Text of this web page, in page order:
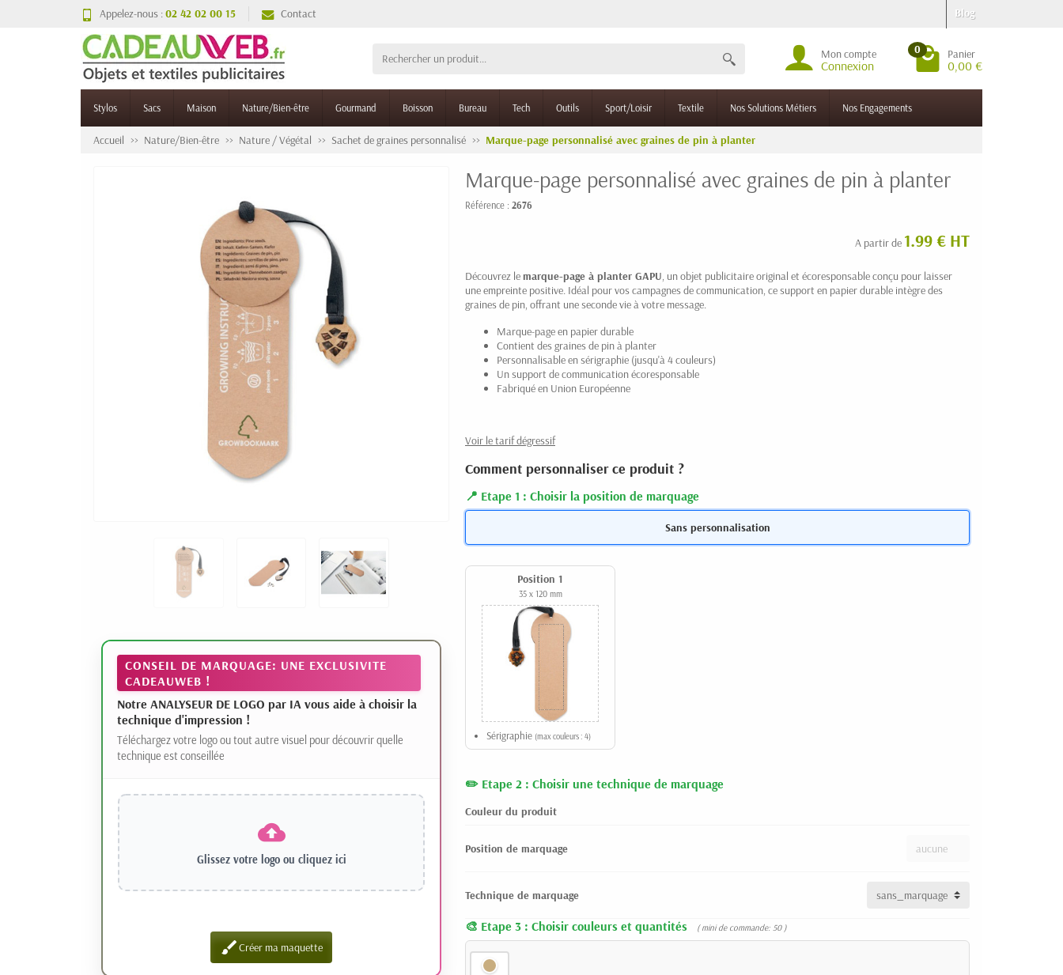
Appelez-nous :02 42 02 00 15 Contact Blog
Mon compte
Connexion
0 Panier
0,00 €
Stylos Sacs Maison Nature/Bien-être Gourmand Boisson Bureau Tech Outils Sport/Loisir Textile Nos Solutions Métiers Nos Engagements
Accueil Nature/Bien-être Nature / Végétal Sachet de graines personnalisé Marque-page personnalisé avec graines de pin à planter
CONSEIL DE MARQUAGE: UNE EXCLUSIVITE
CADEAUWEB !
Notre ANALYSEUR DE LOGO par IA vous aide à choisir la
technique d'impression !
Téléchargez votre logo ou tout autre visuel pour découvrir quelle
technique est conseillée
Glissez votre logo ou cliquez ici
brushCréer ma maquette
Marque-page personnalisé avec graines de pin à planter
Référence : 2676
A partir de 1.99 € HT
Découvrez lemarque-page à planter GAPU, un objet publicitaire original et écoresponsable conçu pour laisser
une empreinte positive. Idéal pour vos campagnes de communication, ce support en papier durable intègre des
graines de pin, offrant une seconde vie à votre message.
Marque-page en papier durable
Contient des graines de pin à planter
Personnalisable en sérigraphie (jusqu'à 4 couleurs)
Un support de communication écoresponsable
Fabriqué en Union Européenne
Voir le tarif dégressif
Comment personnaliser ce produit ?
Etape 1 : Choisir la position de marquage
Sans personnalisation
Position 1
35 x 120 mm
Sérigraphie (max couleurs : 4)
Etape 2 : Choisir une technique de marquage
Couleur du produit
Position de marquage
Technique de marquage
Etape 3 : Choisir couleurs et quantités ( mini de commande: 50 )